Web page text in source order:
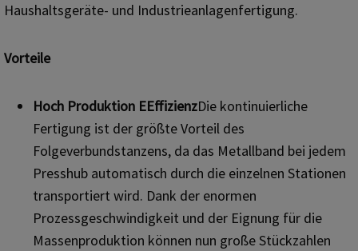
Haushaltsgeräte- und Industrieanlagenfertigung.
Vorteile
Hoch Produktion EEffizienzDie kontinuierliche
Fertigung ist der größte Vorteil des
Folgeverbundstanzens, da das Metallband bei jedem
Presshub automatisch durch die einzelnen Stationen
transportiert wird. Dank der enormen
Prozessgeschwindigkeit und der Eignung für die
Massenproduktion können nun große Stückzahlen